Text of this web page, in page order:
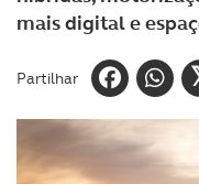
mais digital e
Partilhar